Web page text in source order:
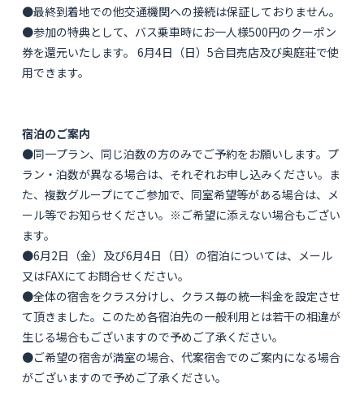
●最終到着地での他交通機関への接続は保証しておりません。
●参加の特典として、バス乗車時にお一人様500円のクーポン
券を還元いたします。 6月4日（日）5合目売店及び奥庭荘で使
用できます。
宿泊のご案内
●同一プラン、同じ泊数の方のみでご予約をお願いします。プ
ラン・泊数が異なる場合は、それぞれお申し込みください。ま
た、複数グループにてご参加で、同室希望等がある場合は、メ
ール等でお知らせください。※ご希望に添えない場合もござい
ます。
●6月2日（金）及び6月4日（日）の宿泊については、メール
又はFAXにてお問合せください。
●全体の宿舎をクラス分けし、クラス毎の統一料金を設定させ
て頂きました。このため各宿泊先の一般利用とは若干の相違が
生じる場合もございますので予めご了承ください。
●ご希望の宿舎が満室の場合、代案宿舎でのご案内になる場合
がございますので予めご了承ください。